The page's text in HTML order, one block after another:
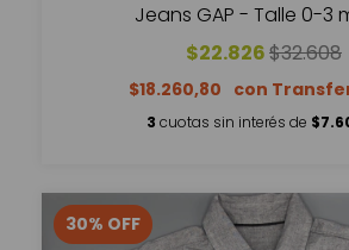
Jeans GAP - Talle 0-3
$22.826$32.608
$18.260,80
3 cuotas sin interés de
30% OFF